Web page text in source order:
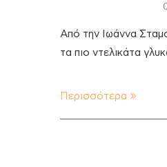
Από την Ιωάννα
τα πιο ντελικάτα
Περισσότερα